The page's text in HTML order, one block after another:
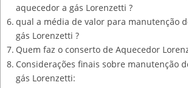
aquecedor a gás Lorenzetti ?
qual a média de valor para manutenção
gás Lorenzetti ?
Quem faz o conserto de Aquecedor
Considerações finais sobre manutenção
gás Lorenzetti: